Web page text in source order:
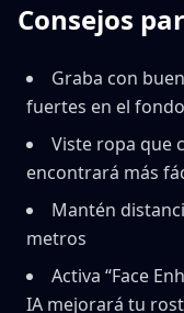
Consejos
Graba con
fuertes en el fondo
Viste ropa que
encontrará más
Mantén
metros
Activa “Face
IA mejorará tu